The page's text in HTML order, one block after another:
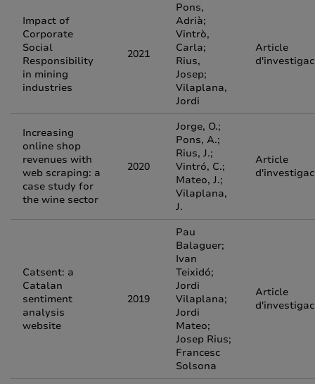
Impact of
Corporate
Social
Responsibility
in mining
industries
2021
Pons,
Adrià;
Vintrò,
Carla;
Rius,
Josep;
Vilaplana,
Jordi
Article
Increasing
online shop
revenues with
web scraping: a
case study for
the wine sector
2020
Jorge, O.;
Pons, A.;
Rius, J.;
Vintró, C.;
Mateo, J.;
Vilaplana,
J.
Article
Catsent: a
Catalan
sentiment
analysis
website
2019
Pau
Balaguer;
Ivan
Teixidó;
Jordi
Vilaplana;
Jordi
Mateo;
Josep Rius;
Francesc
Solsona
Article